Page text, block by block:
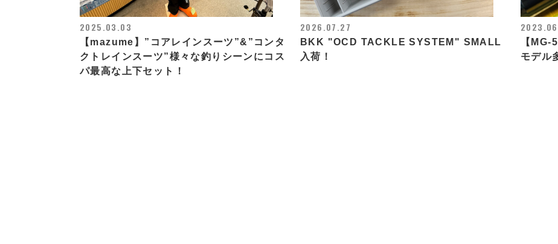
2025.03.03
【mazume】”コアレインスーツ”&”コンタ
クトレインスーツ”様々な釣りシーンにコス
パ最高な上下セット！
2026.07.27
BKK "OCD TACKLE SYSTEM" SMALL
入荷！
【
モデル